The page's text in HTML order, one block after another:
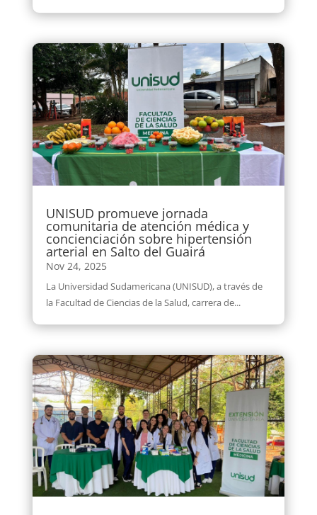
UNISUD promueve jornada
comunitaria de atención médica y
concienciación sobre hipertensión
arterial en Salto del Guairá
Nov 24, 2025
La Universidad Sudamericana (UNISUD), a través de
la Facultad de Ciencias de la Salud, carrera de...